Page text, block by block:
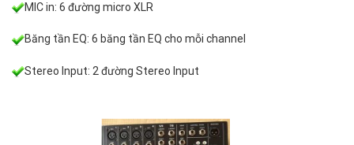
MIC in: 6 đường micro XLR
Băng tần EQ: 6 băng tần EQ cho mỗi channel
Stereo Input: 2 đường Stereo Input